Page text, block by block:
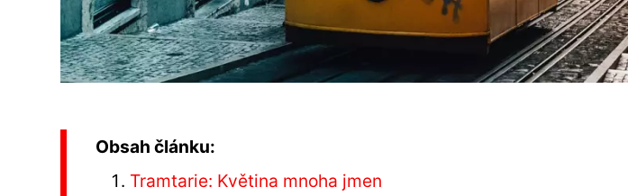
Obsah článku:
Tramtarie: Květina mnoha jmen